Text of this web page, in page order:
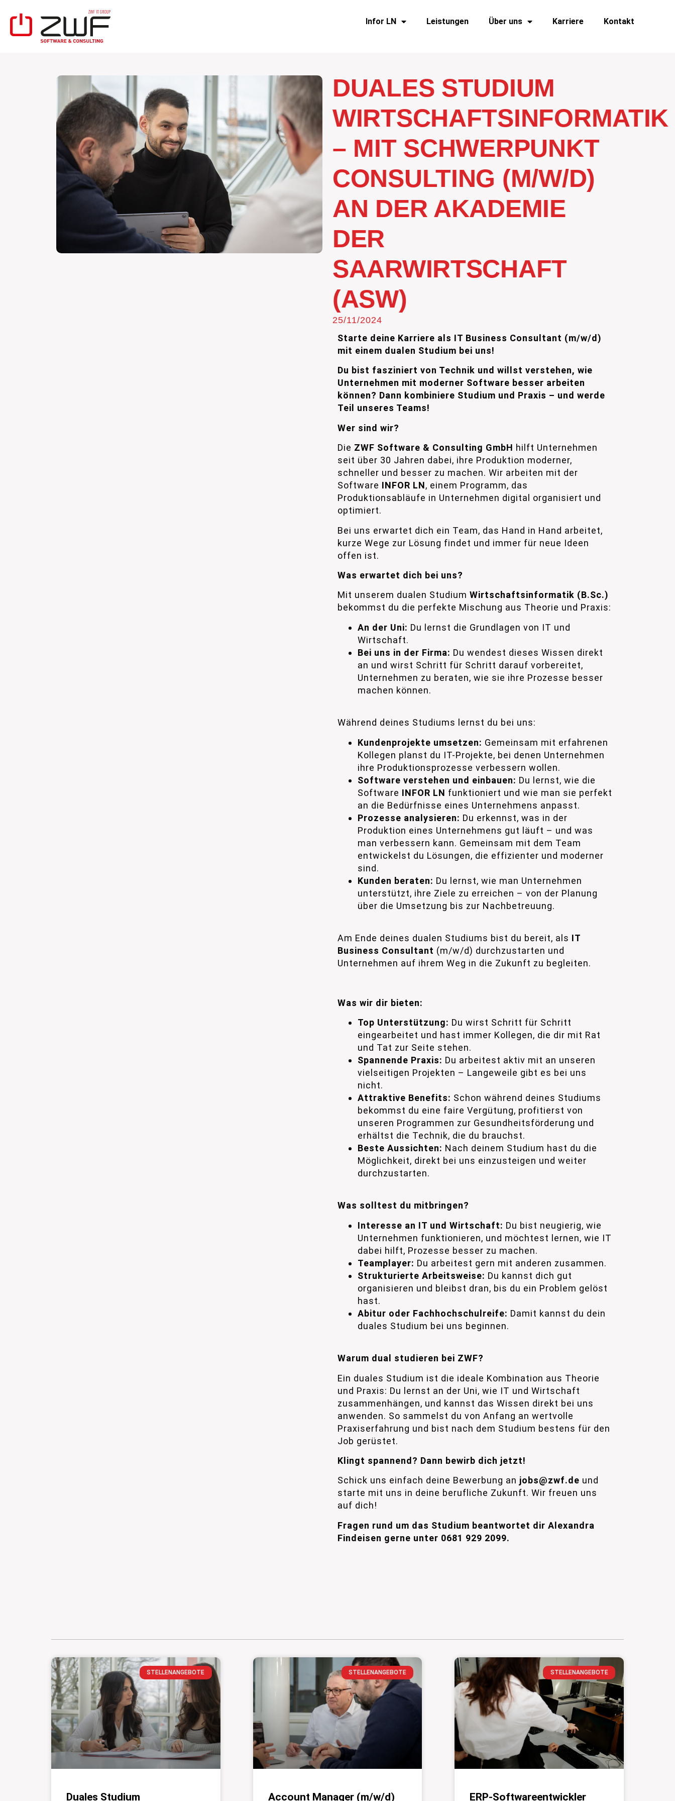
Infor LN Leistungen Über uns Karriere Kontakt
DUALES STUDIUM
WIRTSCHAFTSINFORMATIK
– MIT SCHWERPUNKT
CONSULTING (M/W/D)
AN DER AKADEMIE
DER
SAARWIRTSCHAFT
(ASW)
25/11/2024
Starte deine Karriere als IT Business Consultant (m/w/d)
mit einem dualen Studium bei uns!
Du bist fasziniert von Technik und willst verstehen, wie
Unternehmen mit moderner Software besser arbeiten
können? Dann kombiniere Studium und Praxis – und werde
Teil unseres Teams!
Wer sind wir?
Die ZWF Software & Consulting GmbH hilft Unternehmen
seit über 30 Jahren dabei, ihre Produktion moderner,
schneller und besser zu machen. Wir arbeiten mit der
Software INFOR LN, einem Programm, das
Produktionsabläufe in Unternehmen digital organisiert und
optimiert.
Bei uns erwartet dich ein Team, das Hand in Hand arbeitet,
kurze Wege zur Lösung findet und immer für neue Ideen
offen ist.
Was erwartet dich bei uns?
Mit unserem dualen Studium Wirtschaftsinformatik (B.Sc.)
bekommst du die perfekte Mischung aus Theorie und Praxis:
An der Uni: Du lernst die Grundlagen von IT und
Wirtschaft.
Bei uns in der Firma: Du wendest dieses Wissen direkt
an und wirst Schritt für Schritt darauf vorbereitet,
Unternehmen zu beraten, wie sie ihre Prozesse besser
machen können.
Während deines Studiums lernst du bei uns:
Kundenprojekte umsetzen: Gemeinsam mit erfahrenen
Kollegen planst du IT-Projekte, bei denen Unternehmen
ihre Produktionsprozesse verbessern wollen.
Software verstehen und einbauen: Du lernst, wie die
Software INFOR LN funktioniert und wie man sie perfekt
an die Bedürfnisse eines Unternehmens anpasst.
Prozesse analysieren: Du erkennst, was in der
Produktion eines Unternehmens gut läuft – und was
man verbessern kann. Gemeinsam mit dem Team
entwickelst du Lösungen, die effizienter und moderner
sind.
Kunden beraten: Du lernst, wie man Unternehmen
unterstützt, ihre Ziele zu erreichen – von der Planung
über die Umsetzung bis zur Nachbetreuung.
Am Ende deines dualen Studiums bist du bereit, als IT
Business Consultant (m/w/d) durchzustarten und
Unternehmen auf ihrem Weg in die Zukunft zu begleiten.
Was wir dir bieten:
Top Unterstützung: Du wirst Schritt für Schritt
eingearbeitet und hast immer Kollegen, die dir mit Rat
und Tat zur Seite stehen.
Spannende Praxis: Du arbeitest aktiv mit an unseren
vielseitigen Projekten – Langeweile gibt es bei uns
nicht.
Attraktive Benefits: Schon während deines Studiums
bekommst du eine faire Vergütung, profitierst von
unseren Programmen zur Gesundheitsförderung und
erhältst die Technik, die du brauchst.
Beste Aussichten: Nach deinem Studium hast du die
Möglichkeit, direkt bei uns einzusteigen und weiter
durchzustarten.
Was solltest du mitbringen?
Interesse an IT und Wirtschaft: Du bist neugierig, wie
Unternehmen funktionieren, und möchtest lernen, wie IT
dabei hilft, Prozesse besser zu machen.
Teamplayer: Du arbeitest gern mit anderen zusammen.
Strukturierte Arbeitsweise: Du kannst dich gut
organisieren und bleibst dran, bis du ein Problem gelöst
hast.
Abitur oder Fachhochschulreife: Damit kannst du dein
duales Studium bei uns beginnen.
Warum dual studieren bei ZWF?
Ein duales Studium ist die ideale Kombination aus Theorie
und Praxis: Du lernst an der Uni, wie IT und Wirtschaft
zusammenhängen, und kannst das Wissen direkt bei uns
anwenden. So sammelst du von Anfang an wertvolle
Praxiserfahrung und bist nach dem Studium bestens für den
Job gerüstet.
Klingt spannend? Dann bewirb dich jetzt!
Schick uns einfach deine Bewerbung an jobs@zwf.de und
starte mit uns in deine berufliche Zukunft. Wir freuen uns
auf dich!
Fragen rund um das Studium beantwortet dir Alexandra
Findeisen gerne unter 0681 929 2099.
STELLENANGEBOTE
Duales Studium
STELLENANGEBOTE
Account Manager (m/w/d)
STELLENANGEBOTE
ERP-Softwareentwickler